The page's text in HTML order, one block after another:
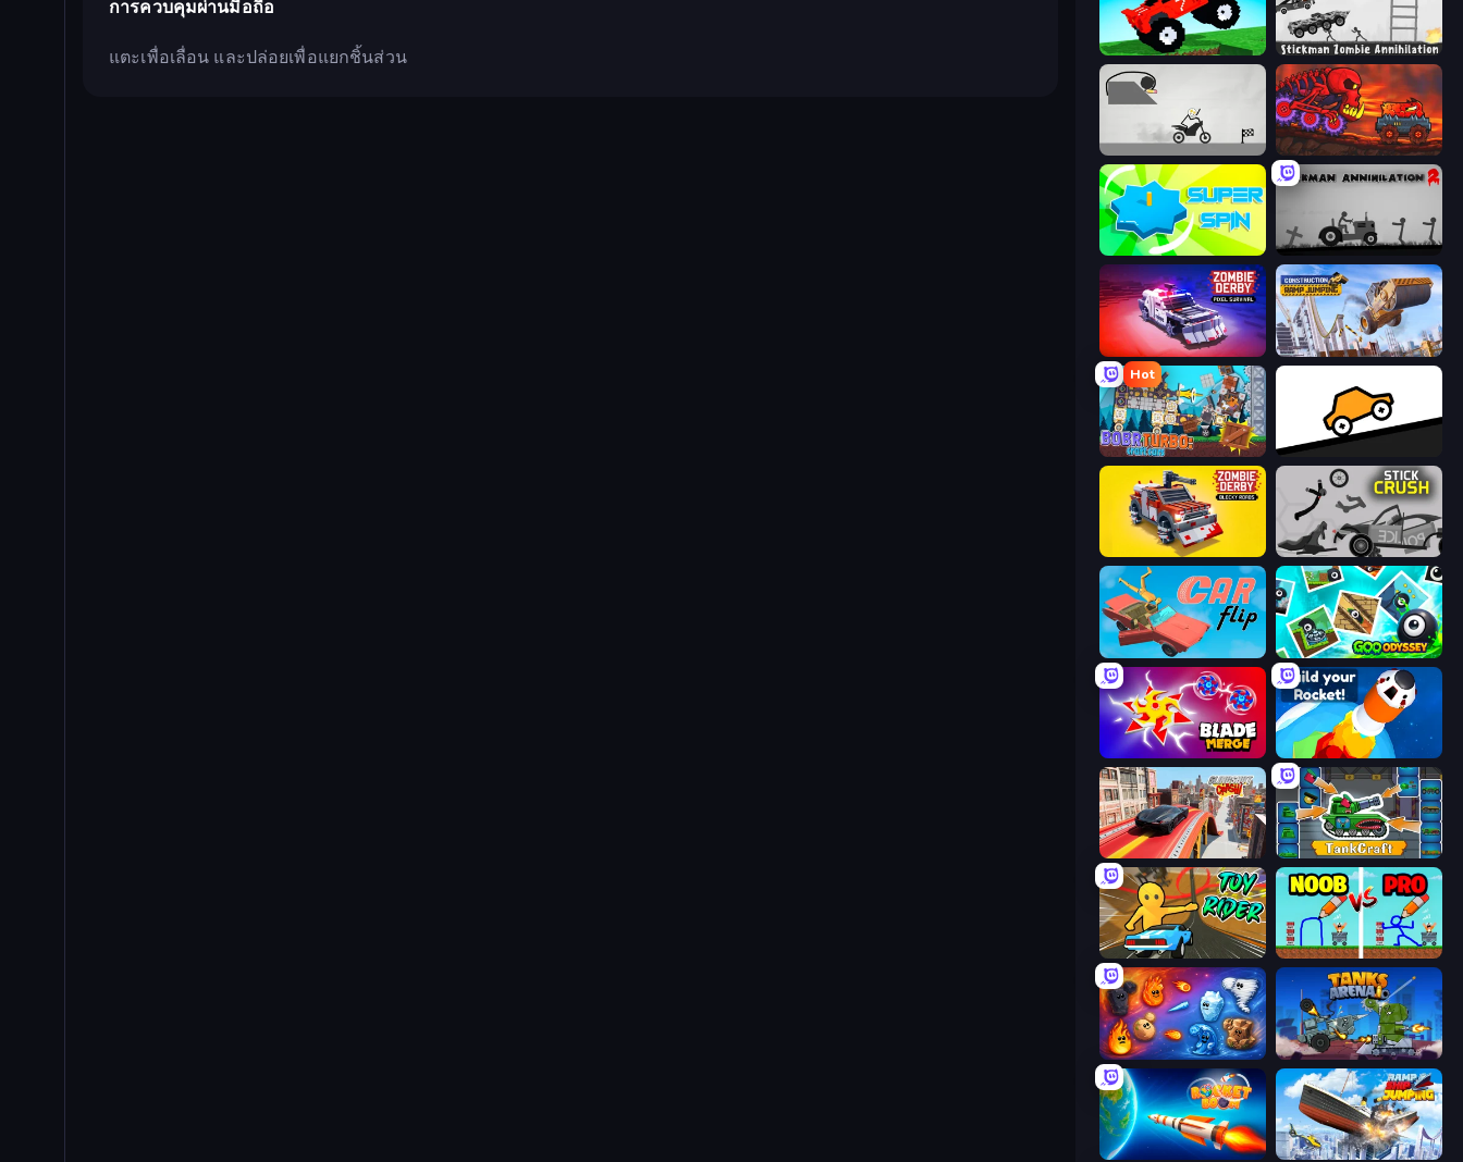
การควบคุมผ่านมือถือ
แตะเพื่อเลื่อน และปล่อยเพื่อแยกชิ้นส่วน Funny Mad Racing Stickman Zombie Annihilation
Car Eats Car: Volcanic Adventure
Super Spin Stickman Annihilation 2
Zombie Derby: Pixel Survival Construction Ramp Jumping
Hot
Bobr Turbo: Craft Cars Bouncy Motors
Stick Crush
Car Flip! Goo Odyssey
Blade Merge Build your Rocket
Slingshot Crash TankCraft
Toy Rider DOP Noob: Draw to Save
Elemental Merge Tanks Arena io: Craft & Combat
Rocket Boom: Space Destroy 3D Ship Ramp Jumping